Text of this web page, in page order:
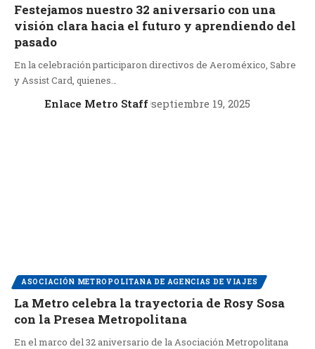
Festejamos nuestro 32 aniversario con una
visión clara hacia el futuro y aprendiendo del
pasado
En la celebración participaron directivos de Aeroméxico, Sabre
y Assist Card, quienes…
Enlace Metro Staff septiembre 19, 2025
ASOCIACIÓN METROPOLITANA DE AGENCIAS DE VIAJES
La Metro celebra la trayectoria de Rosy Sosa
con la Presea Metropolitana
En el marco del 32 aniversario de la Asociación Metropolitana